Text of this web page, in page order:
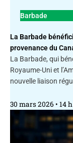
Barbade
La Barbade
provenance du
La Barbade, qui
Royaume-Uni et
nouvelle liaison
30 mars 2026 14